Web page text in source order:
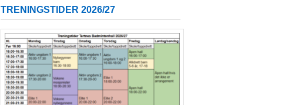
TRENINGSTIDER 2026/27